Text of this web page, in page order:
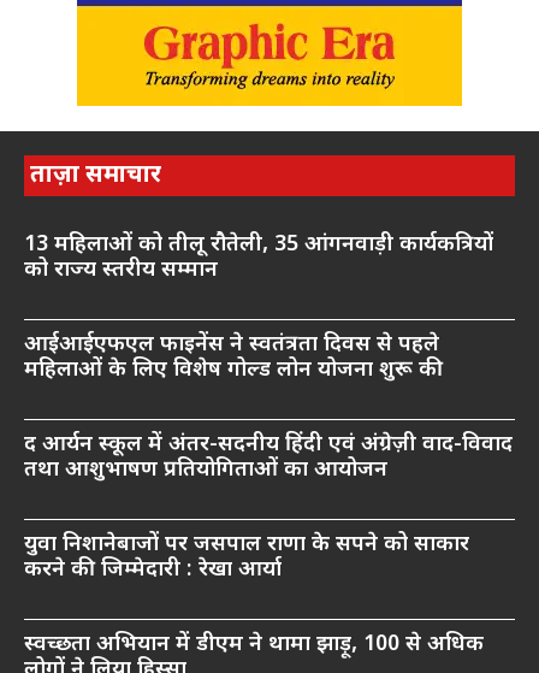
ताज़ा समाचार
13 महिलाओं को तीलू रौतेली, 35 आंगनवाड़ी कार्यकत्रियों
को राज्य स्तरीय सम्मान
आईआईएफएल फाइनेंस ने स्वतंत्रता दिवस से पहले
महिलाओं के लिए विशेष गोल्ड लोन योजना शुरू की
द आर्यन स्कूल में अंतर-सदनीय हिंदी एवं अंग्रेज़ी वाद-विवाद
तथा आशुभाषण प्रतियोगिताओं का आयोजन
युवा निशानेबाजों पर जसपाल राणा के सपने को साकार
करने की जिम्मेदारी : रेखा आर्या
स्वच्छता अभियान में डीएम ने थामा झाड़ू, 100 से अधिक